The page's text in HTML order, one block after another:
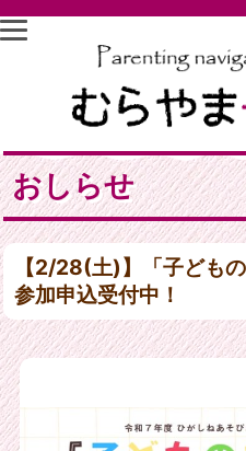
おしらせ
【2/28(土)】「子ども
参加申込受付中！